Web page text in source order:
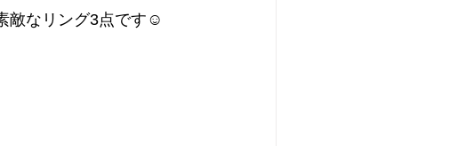
敵なリング3点です☺